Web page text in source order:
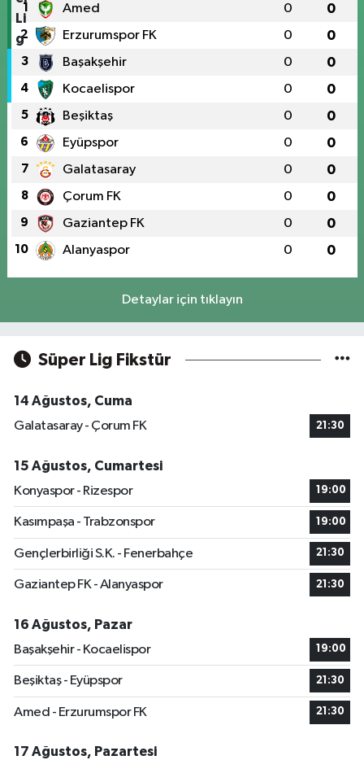
1 Amed 0 0
2 Erzurumspor FK 0 0
3 Başakşehir 0 0
4 Kocaelispor 0 0
5 Beşiktaş 0 0
6 Eyüpspor 0 0
7 Galatasaray 0 0
8 Çorum FK 0 0
9 Gaziantep FK 0 0
10 Alanyaspor 0 0
Detaylar için tıklayın
Süper Lig Fikstür
14 Ağustos, Cuma
Galatasaray - Çorum FK
21:30
15 Ağustos, Cumartesi
Konyaspor - Rizespor
19:00
Kasımpaşa - Trabzonspor 19:00
Gençlerbirliği S.K. - Fenerbahçe 21:30
Gaziantep FK - Alanyaspor 21:30
16 Ağustos, Pazar
Başakşehir - Kocaelispor
19:00
Beşiktaş - Eyüpspor 21:30
Amed - Erzurumspor FK 21:30
17 Ağustos, Pazartesi